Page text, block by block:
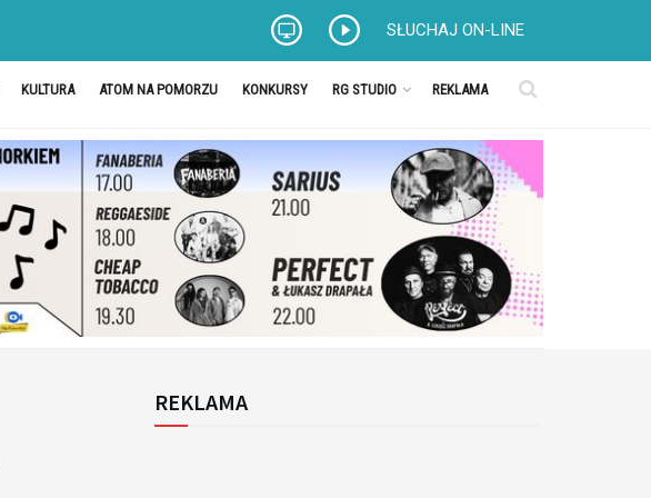
SŁUCHAJ ON-LINE
KULTURA ATOM NA POMORZU KONKURSY RG STUDIO REKLAMA
REKLAMA